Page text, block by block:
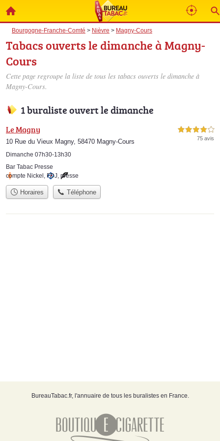
Bourgogne-Franche-Comté > Nièvre > Magny-Cours
Tabacs ouverts le dimanche à Magny-
Cours
Cette page regroupe la liste de tous les tabacs ouverts le dimanche à
Magny-Cours.
1 buraliste ouvert le dimanche
Le Magny
10 Rue du Vieux Magny, 58470 Magny-Cours
Dimanche 07h30-13h30
4,0 étoiles sur 5
75 avis
Bar Tabac Presse
compte Nickel , FDJ, presse
Horaires Téléphone
BureauTabac.fr, l'annuaire de tous les buralistes en France.